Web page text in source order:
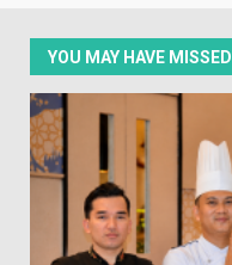
YOU MAY HAVE MISSED